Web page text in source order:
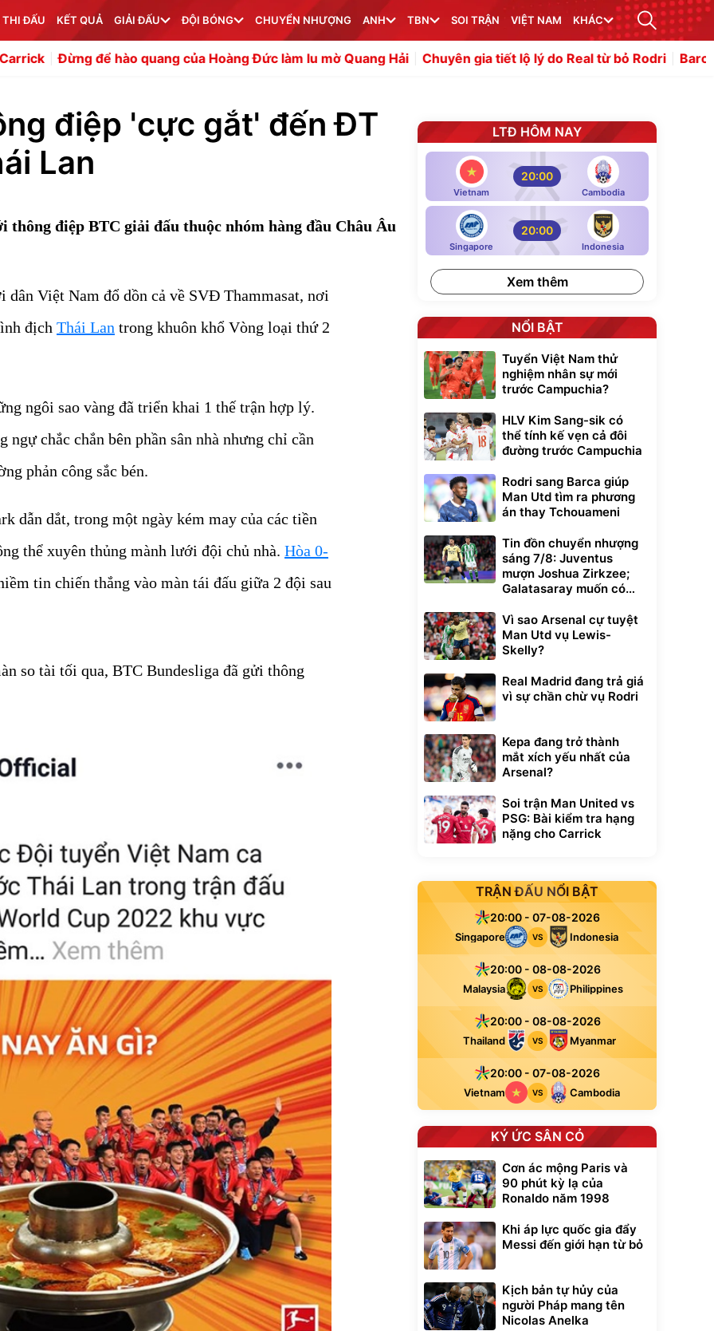
THI ĐẤU KẾT QUẢ GIẢI ĐẤU ĐỘI BÓNG CHUYỂN NHƯỢNG ANH TBN SOI TRẬN VIỆT NAM KHÁC
hào quang của Hoàng Đức làm lu mờ Quang Hải Chuyên gia tiết lộ lý do Real từ bỏ Rodri Barca lập danh
điệp 'cực gắt' đến ĐT
Lan
điệp BTC giải đấu thuộc nhóm hàng đầu Châu Âu
dân Việt Nam đổ dồn cả về SVĐ Thammasat, nơi
địch Thái Lan trong khuôn khổ Vòng loại thứ 2
ngôi sao vàng đã triển khai 1 thế trận hợp lý.
ngự chắc chắn bên phần sân nhà nhưng chỉ cần
phản công sắc bén.
dẫn dắt, trong một ngày kém may của các tiền
thể xuyên thủng mành lưới đội chủ nhà. Hòa 0-
tin chiến thắng vào màn tái đấu giữa 2 đội sau
so tài tối qua, BTC Bundesliga đã gửi thông
LTĐ HÔM NAY
Vietnam
20:00
Cambodia
Singapore
20:00
Indonesia
Xem thêm
NỔI BẬT
Tuyển Việt Nam thử
nghiệm nhân sự mới
trước Campuchia?
HLV Kim Sang-sik có
thể tính kế vẹn cả đôi
đường trước Campuchia
Rodri sang Barca giúp
Man Utd tìm ra phương
án thay Tchouameni
Tin đồn chuyển nhượng
sáng 7/8: Juventus
mượn Joshua Zirkzee;
Galatasaray muốn có
Vì sao Arsenal cự tuyệt
Man Utd vụ Lewis-
Skelly?
Real Madrid đang trả giá
vì sự chần chừ vụ Rodri
Kepa đang trở thành
mắt xích yếu nhất của
Arsenal?
Soi trận Man United vs
PSG: Bài kiểm tra hạng
nặng cho Carrick
TRẬN ĐẤU NỔI BẬT
20:00 - 07-08-2026
Singapore VS Indonesia
20:00 - 08-08-2026
Malaysia VS Philippines
20:00 - 08-08-2026
Thailand VS Myanmar
20:00 - 07-08-2026
Vietnam VS Cambodia
KÝ ỨC SÂN CỎ
Cơn ác mộng Paris và
90 phút kỳ lạ của
Ronaldo năm 1998
Khi áp lực quốc gia đẩy
Messi đến giới hạn từ bỏ
Kịch bản tự hủy của
người Pháp mang tên
Nicolas Anelka